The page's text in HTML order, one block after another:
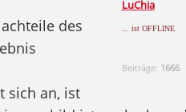
LuChia
... ist OFFLINE
Beiträge: 1666
des
sich an, ist